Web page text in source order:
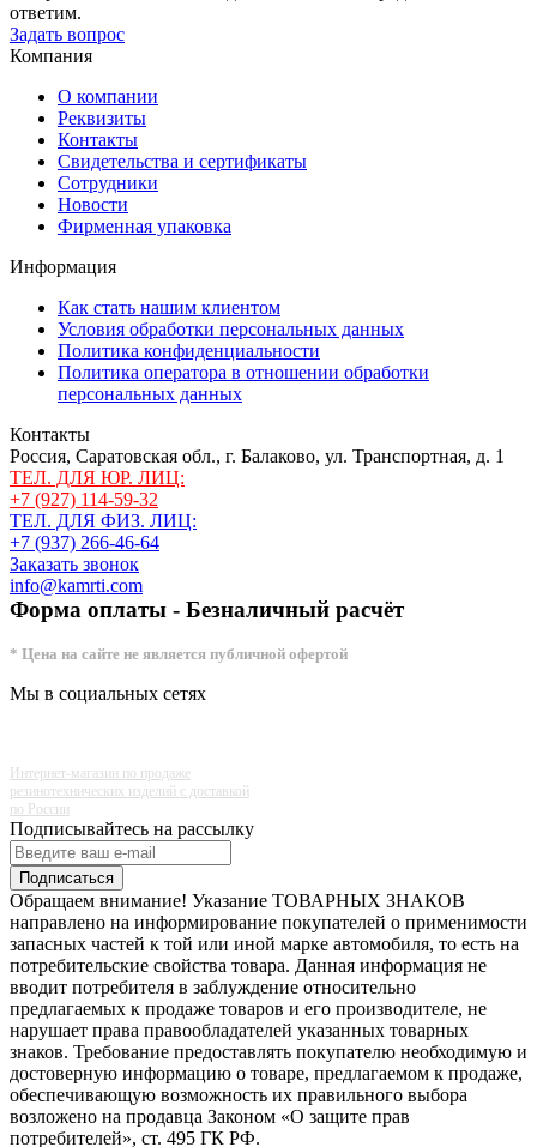
ответим.
Задать вопрос
Компания
О компании
Реквизиты
Контакты
Свидетельства и сертификаты
Сотрудники
Новости
Фирменная упаковка
Информация
Как стать нашим клиентом
Условия обработки персональных данных
Политика конфиденциальности
Политика оператора в отношении обработки
персональных данных
Контакты
Россия, Саратовская обл., г. Балаково, ул. Транспортная, д. 1
ТЕЛ. ДЛЯ ЮР. ЛИЦ:
+7 (927) 114-59-32
ТЕЛ. ДЛЯ ФИЗ. ЛИЦ:
+7 (937) 266-46-64
Заказать звонок
info@kamrti.com
Форма оплаты - Безналичный расчёт
* Цена на сайте не является публичной офертой
Мы в социальных сетях
Интернет-магазин по продаже
резинотехнических изделий с доставкой
по России
Подписывайтесь на рассылку
Подписаться
Обращаем внимание! Указание ТОВАРНЫХ ЗНАКОВ
направлено на информирование покупателей о применимости
запасных частей к той или иной марке автомобиля, то есть на
потребительские свойства товара. Данная информация не
вводит потребителя в заблуждение относительно
предлагаемых к продаже товаров и его производителе, не
нарушает права правообладателей указанных товарных
знаков. Требование предоставлять покупателю необходимую и
достоверную информацию о товаре, предлагаемом к продаже,
обеспечивающую возможность их правильного выбора
возложено на продавца Законом «О защите прав
потребителей», ст. 495 ГК РФ.